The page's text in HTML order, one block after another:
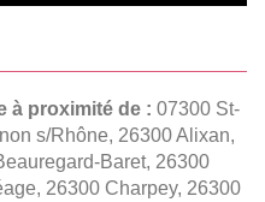
à proximité de : 07300 St-
s/Rhône, 26300 Alixan,
Baret, 26300
26300 Charpey, 26300